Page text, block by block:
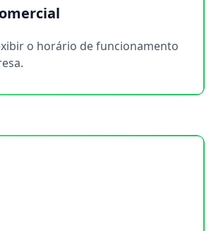
o horário de funcionamento